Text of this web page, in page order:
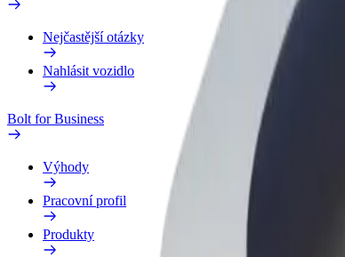
Nejčastější otázky
Nahlásit vozidlo
Bolt for Business
Výhody
Pracovní profil
Produkty